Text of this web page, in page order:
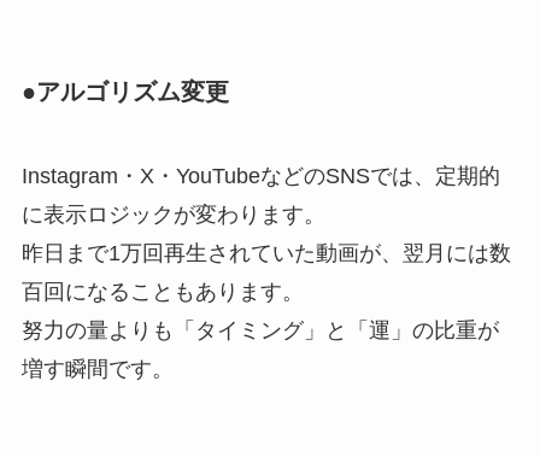
●アルゴリズム変更
Instagram・X・YouTubeなどのSNSでは、定期的
に表示ロジックが変わります。
昨日まで1万回再生されていた動画が、翌月には数
百回になることもあります。
努力の量よりも「タイミング」と「運」の比重が
増す瞬間です。